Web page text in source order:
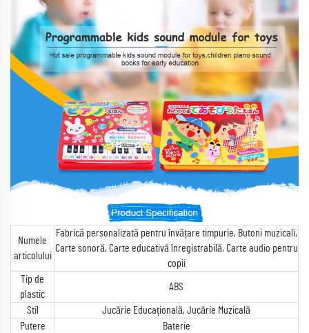
Numele
articolului
Fabrică personalizată pentru învățare timpurie, Butoni muzicali,
Carte sonoră, Carte educativă înregistrabilă, Carte audio pentru
copii
Tip de
plastic
ABS
Stil
Jucărie Educațională, Jucărie Muzicală
Putere
Baterie